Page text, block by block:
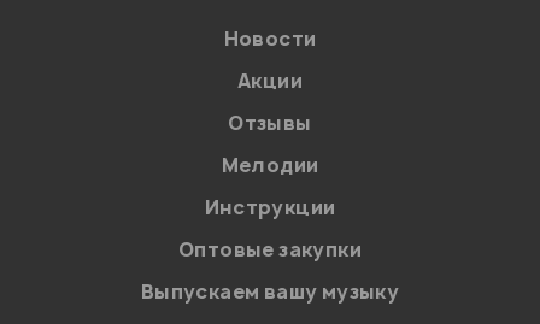
на обработку персональных данных в
Политикой в отношении обработки
персональных данных.
Введите проверочное число:
Новости
Акции
Отзывы
Мелодии
Инструкции
Оптовые закупки
Выпускаем вашу музыку